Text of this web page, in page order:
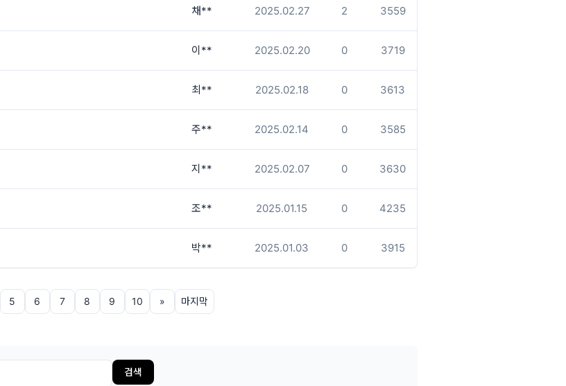
채** 2025.02.27 2 3559
이** 2025.02.20 0 3719
최** 2025.02.18 0 3613
주** 2025.02.14 0 3585
지** 2025.02.07 0 3630
조** 2025.01.15 0 4235
박** 2025.01.03 0 3915
5 6 7 8 9 10 » 마지막
검색